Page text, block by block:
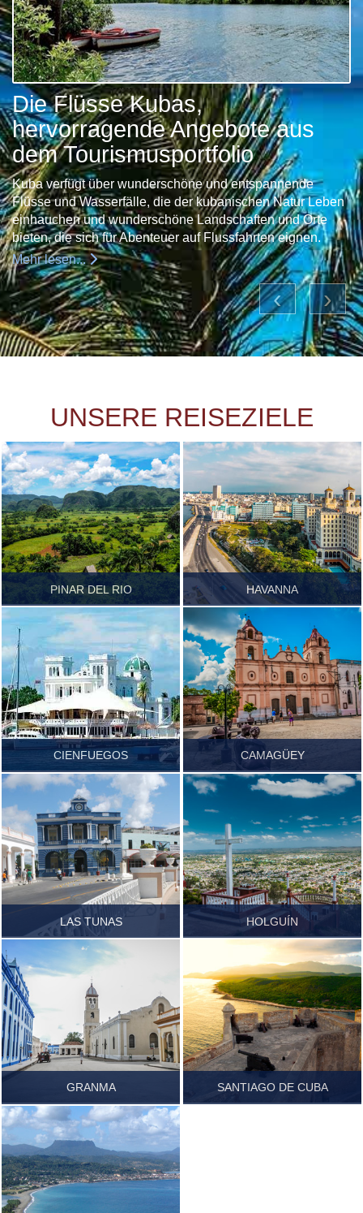
NATUR LAND & LEUTE
Die Flüsse Kubas,
hervorragende Angebote aus
dem Tourismusportfolio
Kuba verfügt über wunderschöne und entspannende
Flüsse und Wasserfälle, die der kubanischen Natur Leben
einhauchen und wunderschöne Landschaften und Orte
bieten, die sich für Abenteuer auf Flussfahrten eignen.
Mehr lesen...
‹ ›
UNSERE REISEZIELE
PINAR DEL RIO
Führer.pdf
HAVANNA
Führer.pdf
CIENFUEGOS
Führer.pdf
CAMAGÜEY
Führer.pdf
LAS TUNAS
Führer.pdf
HOLGUÍN
Führer.pdf
GRANMA
Führer.pdf
SANTIAGO DE CUBA